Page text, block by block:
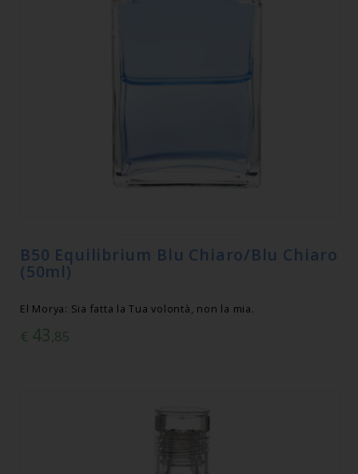
B50 Equilibrium Blu Chiaro/Blu Chiaro
(50ml)
El Morya: Sia fatta la Tua volontà, non la mia.
€ 43,85